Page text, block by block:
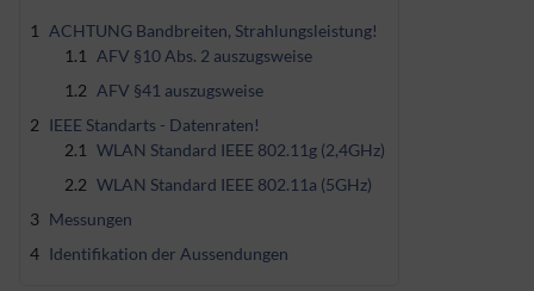
1
ACHTUNG Bandbreiten, Strahlungsleistung!
1.1
AFV §10 Abs. 2 auszugsweise
1.2 AFV §41 auszugsweise
2 IEEE Standarts - Datenraten!
2.1 WLAN Standard IEEE 802.11g (2,4GHz)
2.2 WLAN Standard IEEE 802.11a (5GHz)
3 Messungen
4 Identifikation der Aussendungen